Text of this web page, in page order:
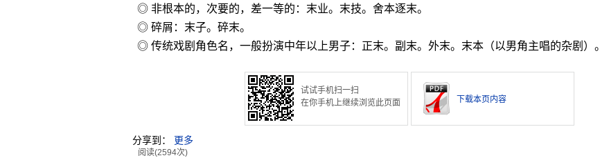
◎ 非根本的，次要的，差一等的：末业。末技。舍本逐末。
◎ 碎屑：末子。碎末。
◎ 传统戏剧角色名，一般扮演中年以上男子：正末。副末。外末。末本（以男角主唱的杂剧）。
试试手机扫一扫
在你手机上继续浏览此页面
下载本页内容
分享到： 更多
阅读(2594次)